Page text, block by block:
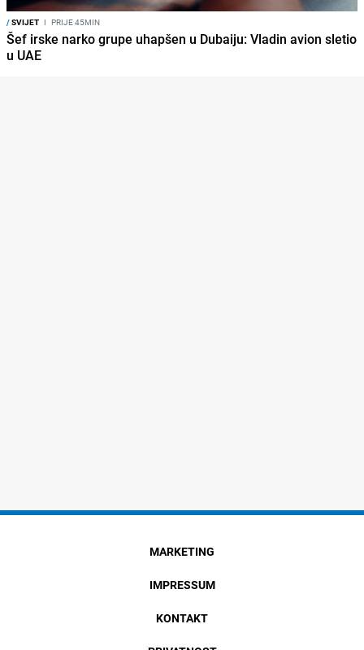
/SVIJET I PRIJE 45MIN
Šef irske narko grupe uhapšen u Dubaiju: Vladin avion sletio
u UAE
MARKETING
IMPRESSUM
KONTAKT